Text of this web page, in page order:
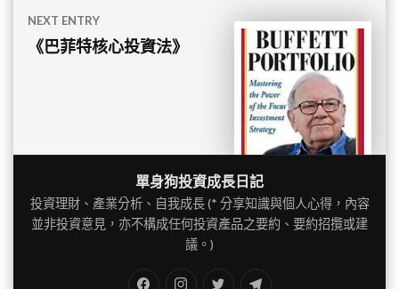
NEXT ENTRY
《巴菲特核心投資法》
單身狗投資成長日記
投資理財、產業分析、自我成長 (* 分享知識與個人心得，內容
並非投資意見，亦不構成任何投資產品之要約、要約招攬或建
議。)